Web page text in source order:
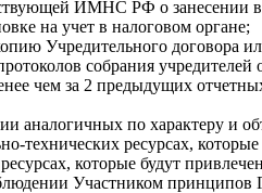
ИМНС РФ о занесении
на учет в налоговом органе;
Учредительного договора
собрания
чем за 2 предыдущих
аналогичных по характеру и
технических ресурсах,
которые будут
Участником принципов